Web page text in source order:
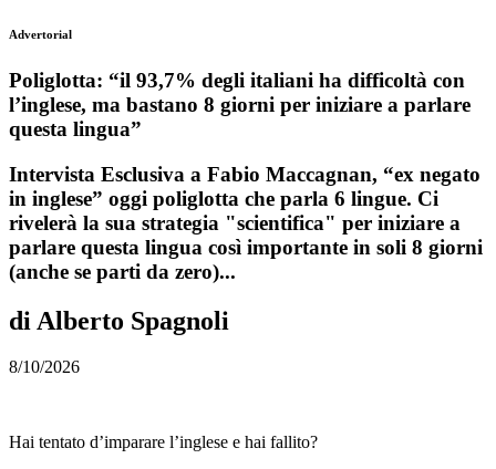
Advertorial
Poliglotta: “il 93,7% degli italiani ha difficoltà con
l’inglese, ma bastano 8 giorni per iniziare a parlare
questa lingua”
Intervista Esclusiva a Fabio Maccagnan, “ex negato
in inglese” oggi poliglotta che parla 6 lingue. Ci
rivelerà la sua strategia "scientifica" per iniziare a
parlare questa lingua così importante in soli 8 giorni
(anche se parti da zero)...
di Alberto Spagnoli
8/10/2026
Hai tentato d’imparare l’inglese e hai fallito?